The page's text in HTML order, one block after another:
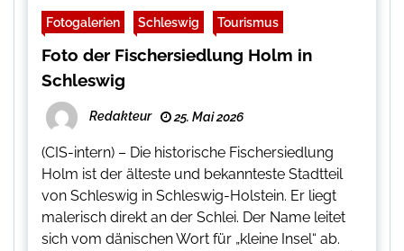
Fotogalerien Schleswig Tourismus
Foto der Fischersiedlung Holm in
Schleswig
Redakteur 25. Mai 2026
(CIS-intern) – Die historische Fischersiedlung
Holm ist der älteste und bekannteste Stadtteil
von Schleswig in Schleswig-Holstein. Er liegt
malerisch direkt an der Schlei. Der Name leitet
sich vom dänischen Wort für „kleine Insel“ ab.